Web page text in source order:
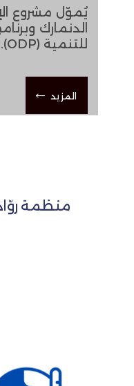
للتنمية (ODP). وقد أُطلقت هذه المبادرة…
المزيد